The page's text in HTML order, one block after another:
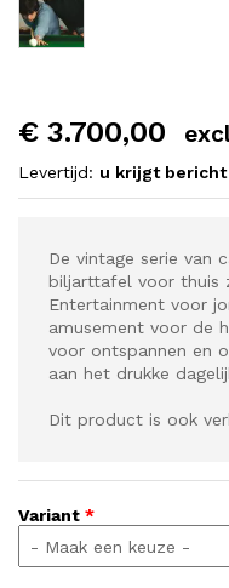
€ 3.700,00
Levertijd: u krijgt
De vintage serie van
biljarttafel voor thuis
Entertainment voor
amusement voor de
voor ontspannen en
aan het drukke
Dit product is ook
*
Variant